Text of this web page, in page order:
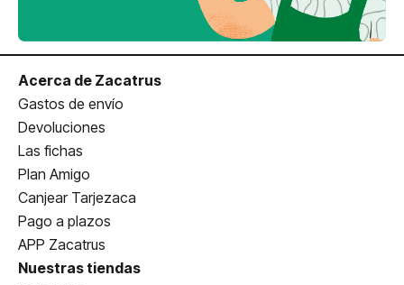
Acerca de Zacatrus
Gastos de envío
Devoluciones
Las fichas
Plan Amigo
Canjear Tarjezaca
Pago a plazos
APP Zacatrus
Nuestras tiendas